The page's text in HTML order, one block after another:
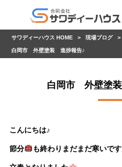
サワディーハウス HOME > 現場ブログ >
白岡市 外壁塗装 進捗報告♪
白岡市 外壁塗
こんにちは♪
節分 も終わりまだまだ寒いで